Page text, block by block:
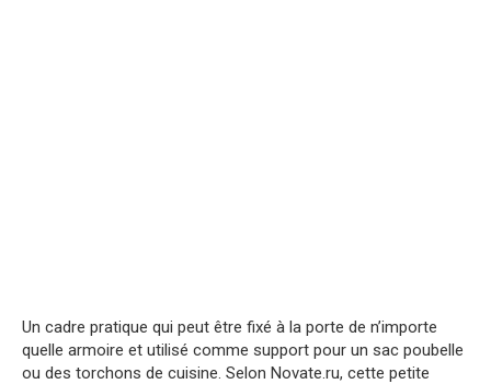
Un cadre pratique qui peut être fixé à la porte de n’importe
quelle armoire et utilisé comme support pour un sac poubelle
ou des torchons de cuisine. Selon Novate.ru, cette petite